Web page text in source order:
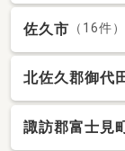
佐久市 （16件）
北佐久郡御代
諏訪郡富士見